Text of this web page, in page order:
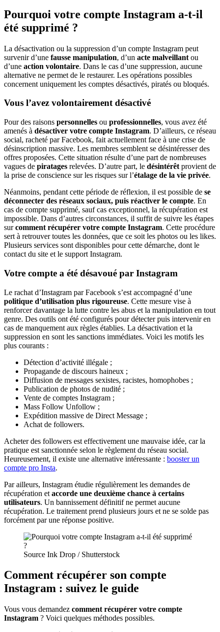
Pourquoi votre compte Instagram a-t-il
été supprimé ?
La désactivation ou la suppression d’un compte Instagram peut
survenir d’une fausse manipulation, d’un acte malveillant ou
d’une action volontaire. Dans le cas d’une suppression, aucune
alternative ne permet de le restaurer. Les opérations possibles
concernent uniquement les comptes désactivés, piratés ou bloqués.
Vous l’avez volontairement désactivé
Pour des raisons personnelles ou professionnelles, vous avez été
amenés à désactiver votre compte Instagram. D’ailleurs, ce réseau
social, racheté par Facebook, fait actuellement face à une crise de
désinscription massive. Les membres semblent se désintéresser des
offres proposées. Cette situation résulte d’une part de nombreuses
vagues de piratages relevées. D’autre part, le désintérêt provient de
la prise de conscience sur les risques sur l’étalage de la vie privée.
Néanmoins, pendant cette période de réflexion, il est possible de se
déconnecter des réseaux sociaux, puis réactiver le compte. En
cas de compte supprimé, sauf cas exceptionnel, la récupération est
impossible. Dans d’autres circonstances, il suffit de suivre les étapes
surcomment récupérer votre compte Instagram. Cette procédure
sert à retrouver toutes les données, que ce soit les photos ou les likes.
Plusieurs services sont disponibles pour cette démarche, dont le
contact du site et le support Instagram.
Votre compte a été désavoué par Instagram
Le rachat d’Instagram par Facebook s’est accompagné d’une
politique d’utilisation plus rigoureuse. Cette mesure vise à
renforcer davantage la lutte contre les abus et la manipulation en tout
genre. Des outils ont été configurés pour détecter puis intervenir en
cas de manquement aux règles établies. La désactivation et la
suppression en sont les sanctions immédiates. Voici les motifs les
plus courants :
Détection d’activité illégale ;
Propagande de discours haineux ;
Diffusion de messages sexistes, racistes, homophobes ;
Publication de photos de nudité ;
Vente de comptes Instagram ;
Mass Follow Unfollow ;
Expédition massive de Direct Message ;
Achat de followers.
Acheter des followers est effectivement une mauvaise idée, car la
pratique est sanctionnée selon le règlement du réseau social.
Heureusement, il existe une alternative intéressante : booster un
compte pro Insta.
Par ailleurs, Instagram étudie régulièrement les demandes de
récupération et accorde une deuxième chance à certains
utilisateurs. Un bannissement définitif ne permet aucune
récupération. Le traitement prend plusieurs jours et ne se solde pas
forcément par une réponse positive.
Source Ink Drop / Shutterstock
Comment récupérer son compte
Instagram : suivez le guide
Vous vous demandez comment récupérer votre compte
Instagram ? Voici quelques méthodes possibles.